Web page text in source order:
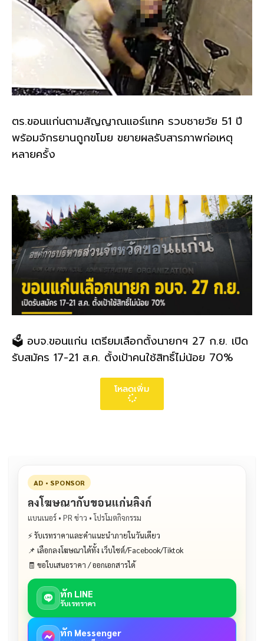
ตร.ขอนแก่นตามสัญญาณแอร์แทค รวบชายวัย 51 ปี
พร้อมจักรยานถูกขโมย ขยายผลรับสารภาพก่อเหตุ
หลายครั้ง
🗳️ อบจ.ขอนแก่น เตรียมเลือกตั้งนายกฯ 27 ก.ย. เปิด
รับสมัคร 17-21 ส.ค. ตั้งเป้าคนใช้สิทธิ์ไม่น้อย 70%
โหลดเพิ่ม
AD • SPONSOR
ลงโฆษณากับขอนแก่นลิงก์
แบนเนอร์ • PR ข่าว • โปรโมตกิจกรรม
⚡ รับเรทราคาและคำแนะนำภายในวันเดียว
📌 เลือกลงโฆษณาได้ทั้ง เว็บไซต์/Facebook/Tiktok
🧾 ขอใบเสนอราคา / ออกเอกสารได้
ทัก LINE
รับเรทราคา
ทัก Messenger